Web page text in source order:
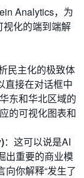
Analytics，为
化的端到端解
民主化的极致体
直接在对话框中
东和华北区域的
的可视化图表和
：这可以说是AI
出重要的商业模
你解释“发生了